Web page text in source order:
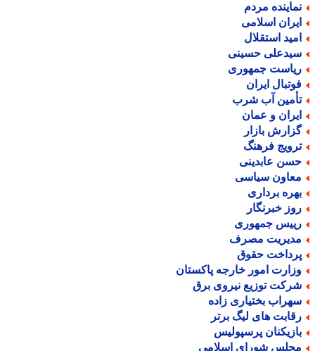
مردم
اسلامی
استقلال
حسینی
جمهوری
ایران
آب شرب
و عمان
بازار
فرهنگ
عابدینی
سیاسی
برداری
خبرنگار
جمهوری
مصرف
حقوق
امور خارجه پاکستان
توزیع نیروی برق
بختیاری زاده
های لیگ برتر
پرسپولیس
شورای اسلامی